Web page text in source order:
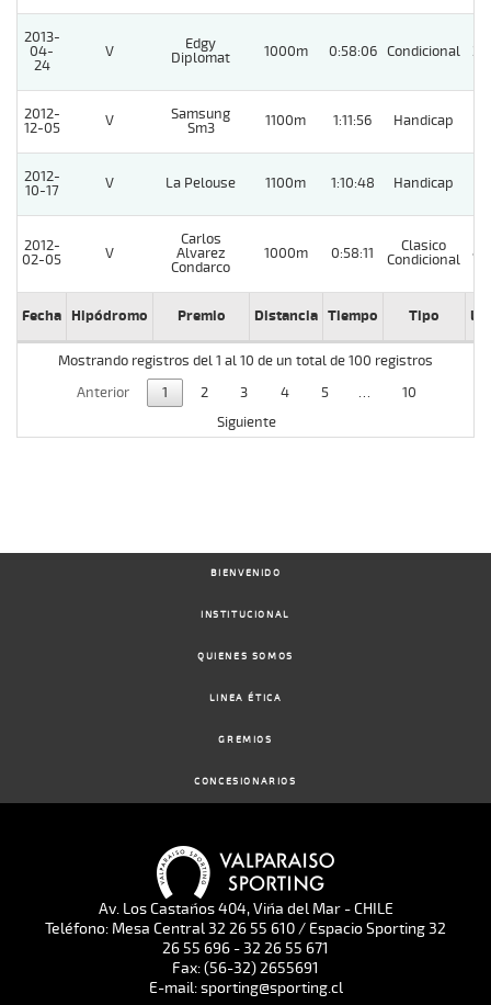
2013-
04-
24
V
Edgy
Diplomat
1000m 0:58:06 Condicional 2
2012-
12-05
V
Samsung
Sm3
1100m 1:11:56 Handicap
2012-
10-17
V La Pelouse 1100m 1:10:48 Handicap
2012-
02-05
V
Carlos
Alvarez
Condarco
1000m 0:58:11
Clasico
Condicional
4
Fecha Hipódromo Premio Distancia Tiempo Tipo Lº
Mostrando registros del 1 al 10 de un total de 100 registros
Anterior
1 2 3 4 5 …
10
Siguiente
BIENVENIDO
INSTITUCIONAL
QUIENES SOMOS
LINEA ÉTICA
GREMIOS
CONCESIONARIOS
Av. Los Castaños 404, Viña del Mar - CHILE
Teléfono: Mesa Central 32 26 55 610 / Espacio Sporting 32
26 55 696 - 32 26 55 671
Fax: (56-32) 2655691
E-mail: sporting@sporting.cl